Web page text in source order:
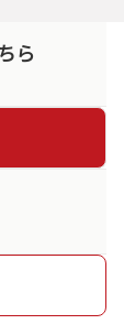
ら